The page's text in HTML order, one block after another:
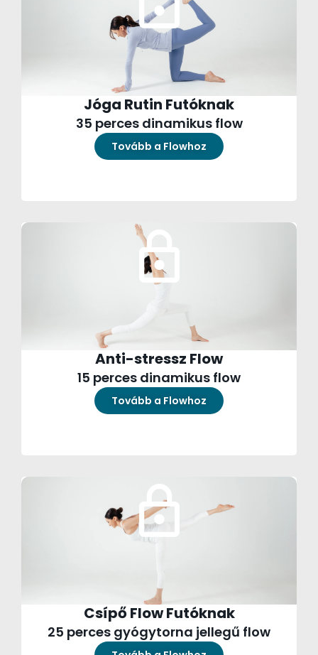
Jóga Rutin Futóknak
35 perces dinamikus flow
Tovább a Flowhoz
Anti-stressz Flow
15 perces dinamikus flow
Tovább a Flowhoz
Csípő Flow Futóknak
25 perces gyógytorna jellegű flow